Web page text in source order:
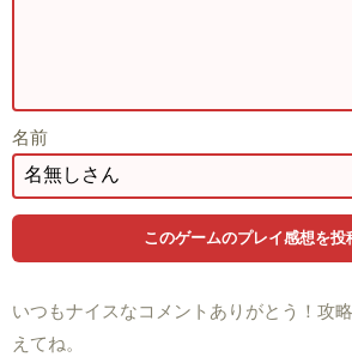
名前
いつもナイスなコメントありがとう！攻
えてね。